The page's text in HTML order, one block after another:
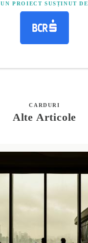
UN PROIECT SUSȚINUT DE
CARDURI
Alte Articole